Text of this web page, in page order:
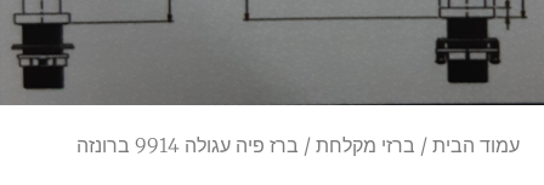
עמוד הבית / ברזי מקלחת / ברז פיה עגולה 9914 ברונזה